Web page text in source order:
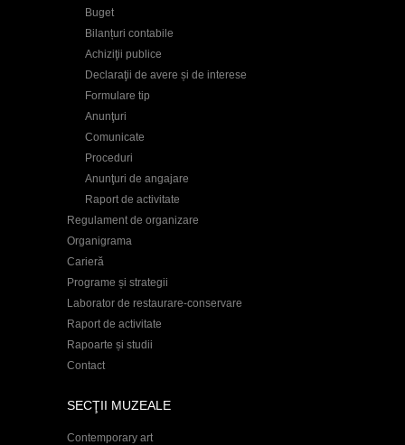
Buget
Bilanțuri contabile
Achiziţii publice
Declaraţii de avere și de interese
Formulare tip
Anunţuri
Comunicate
Proceduri
Anunţuri de angajare
Raport de activitate
Regulament de organizare
Organigrama
Carieră
Programe și strategii
Laborator de restaurare-conservare
Raport de activitate
Rapoarte și studii
Contact
SECŢII MUZEALE
Contemporary art